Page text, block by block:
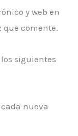
y web en
que comente.
siguientes
nueva